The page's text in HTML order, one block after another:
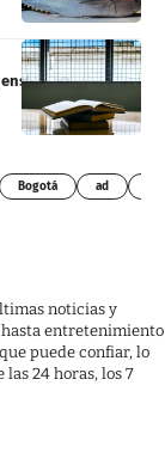
para
Bogotá ad
noticias y
entretenimiento
puede confiar, lo
24 horas, los 7